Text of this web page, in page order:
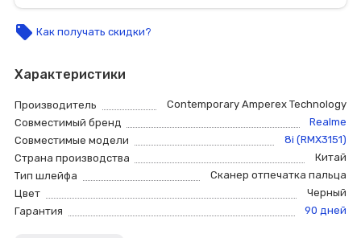
local_offer Как получать скидки?
Характеристики
Производитель
Contemporary Amperex Technology
Совместимый бренд
Realme
Совместимые модели
8i (RMX3151)
Страна производства
Китай
Тип шлейфа
Сканер отпечатка пальца
Цвет
Черный
Гарантия
90 дней